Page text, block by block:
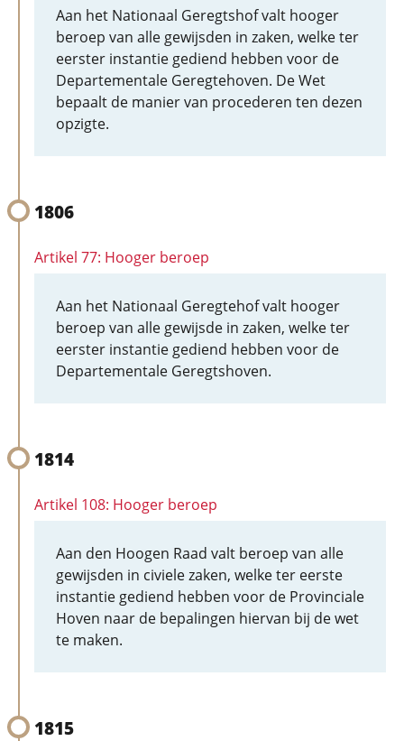
Aan het Nationaal Geregtshof valt hooger
beroep van alle gewijsden in zaken, welke ter
eerster instantie gediend hebben voor de
Departementale Geregtehoven. De Wet
bepaalt de manier van procederen ten dezen
opzigte.
1806
Artikel 77: Hooger beroep
Aan het Nationaal Geregtehof valt hooger
beroep van alle gewijsde in zaken, welke ter
eerster instantie gediend hebben voor de
Departementale Geregtshoven.
1814
Artikel 108: Hooger beroep
Aan den Hoogen Raad valt beroep van alle
gewijsden in civiele zaken, welke ter eerste
instantie gediend hebben voor de Provinciale
Hoven naar de bepalingen hiervan bij de wet
te maken.
1815